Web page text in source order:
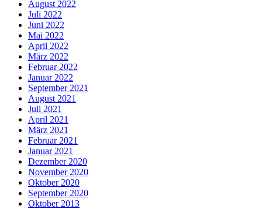
August 2022
Juli 2022
Juni 2022
Mai 2022
April 2022
März 2022
Februar 2022
Januar 2022
September 2021
August 2021
Juli 2021
April 2021
März 2021
Februar 2021
Januar 2021
Dezember 2020
November 2020
Oktober 2020
September 2020
Oktober 2013